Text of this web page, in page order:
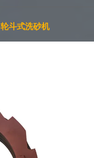
轮斗式洗砂机